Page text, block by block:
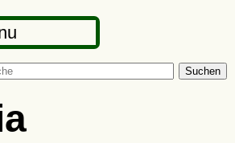
Suchen